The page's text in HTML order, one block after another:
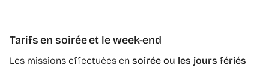
Tarifs en soirée et le week-end
Les missions effectuées en soirée ou les jours fériés